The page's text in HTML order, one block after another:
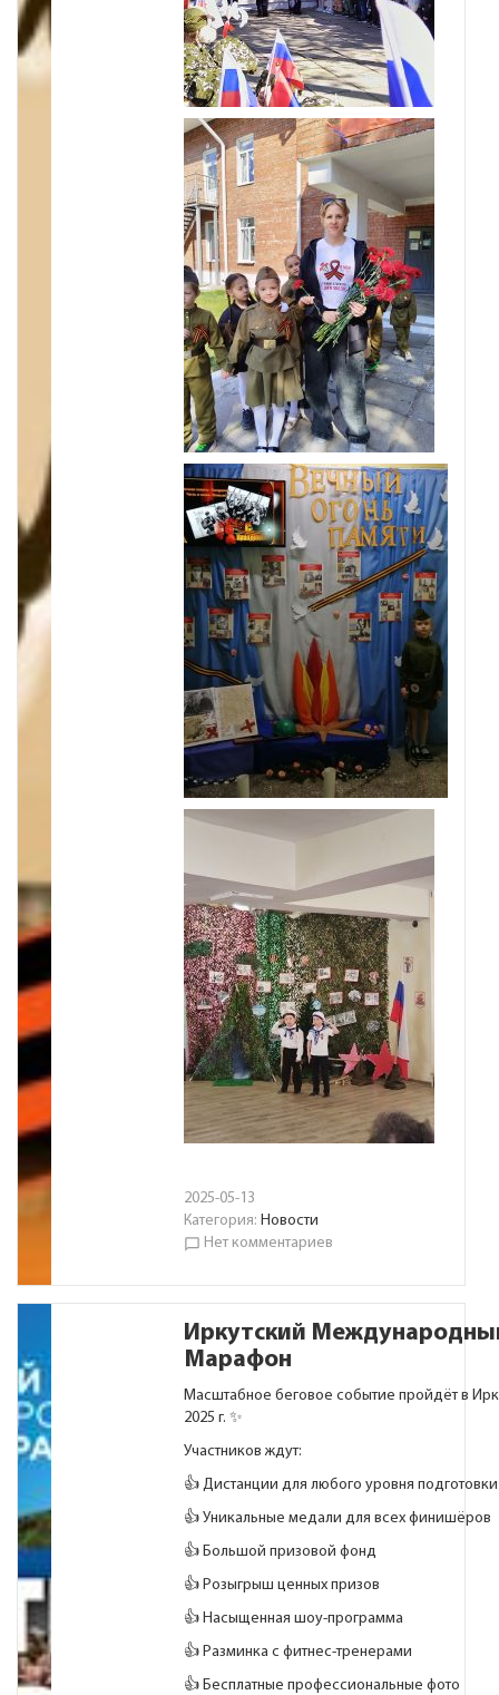
2025-05-13
Категория: Новости
chat_bubble_outline Нет комментариев
Иркутский
Марафон
Масштабное беговое событие пройдёт в
2025 г. ✨
Участников ждут:
👍 Дистанции для любого уровня подготовки
👍 Уникальные медали для всех финишёров
👍 Большой призовой фонд
👍 Розыгрыш ценных призов
👍 Насыщенная шоу-программа
👍 Разминка с фитнес-тренерами
👍 Бесплатные профессиональные фото